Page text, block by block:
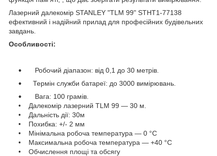
Лазерний далекомір STANLEY "TLM 99" STHT1-77138
ефективний і надійний прилад для професійних будівельних
завдань.
Особливості:
Робочий діапазон: від 0,1 до 30 метрів.
Термін служби батареї: до 3000 вимірювань.
Вага: 100 грамів.
• Далекомір лазерний TLM 99 — 30 м.
• Дальність дії: 30м
• Похибка: +/- 2 мм
• Мінімальна робоча температура — 0 °C
• Максимальна робоча температура — +40 °C
• Обчислення площі та обсягу